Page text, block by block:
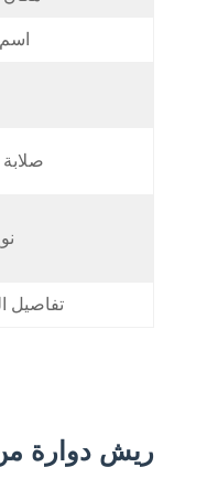
تفاصيل
ريش دوارة من كربيد